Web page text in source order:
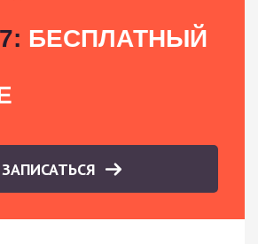
БЕСПЛАТНЫЙ
ЗАПИСАТЬСЯ